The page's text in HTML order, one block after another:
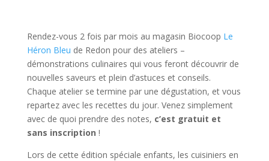
Rendez-vous 2 fois par mois au magasin Biocoop Le
Héron Bleu de Redon pour des ateliers –
démonstrations culinaires qui vous feront découvrir de
nouvelles saveurs et plein d’astuces et conseils.
Chaque atelier se termine par une dégustation, et vous
repartez avec les recettes du jour. Venez simplement
avec de quoi prendre des notes, c’est gratuit et
sans inscription !
Lors de cette édition spéciale enfants, les cuisiniers en